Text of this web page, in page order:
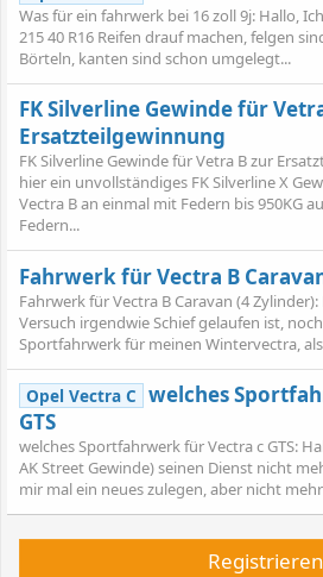
Was für ein fahrwerk bei 16 zoll 9j: Hallo,
215 40 R16 Reifen drauf machen, felgen
Börteln, kanten sind schon umgelegt...
FK Silverline Gewinde für
Ersatzteilgewinnung
FK Silverline Gewinde für Vetra B zur
hier ein unvollständiges FK Silverline X
Vectra B an einmal mit Federn bis 950KG
Federn...
Fahrwerk für Vectra B
Fahrwerk für Vectra B Caravan (4
Versuch irgendwie Schief gelaufen ist,
Sportfahrwerk für meinen Wintervectra,
Opel Vectra C welches
GTS
welches Sportfahrwerk für Vectra c GTS:
AK Street Gewinde) seinen Dienst nicht
mir mal ein neues zulegen, aber nicht
Registrieren